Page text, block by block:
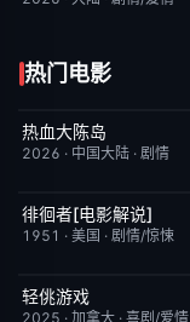
热门电影
今日更新
热血大陈岛
2026 · 中国大陆 · 剧情
已完结
徘徊者[电影解说]
1951 · 美国 · 剧情/惊悚
本周更新
轻佻游戏
2025 · 加拿大 · 喜剧/爱情